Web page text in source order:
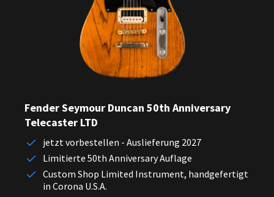
Fender Seymour Duncan 50th Anniversary
Telecaster LTD
jetzt vorbestellen - Auslieferung 2027
Limitierte 50th Anniversary Auflage
Custom Shop Limited Instrument, handgefertigt
in Corona U.S.A.